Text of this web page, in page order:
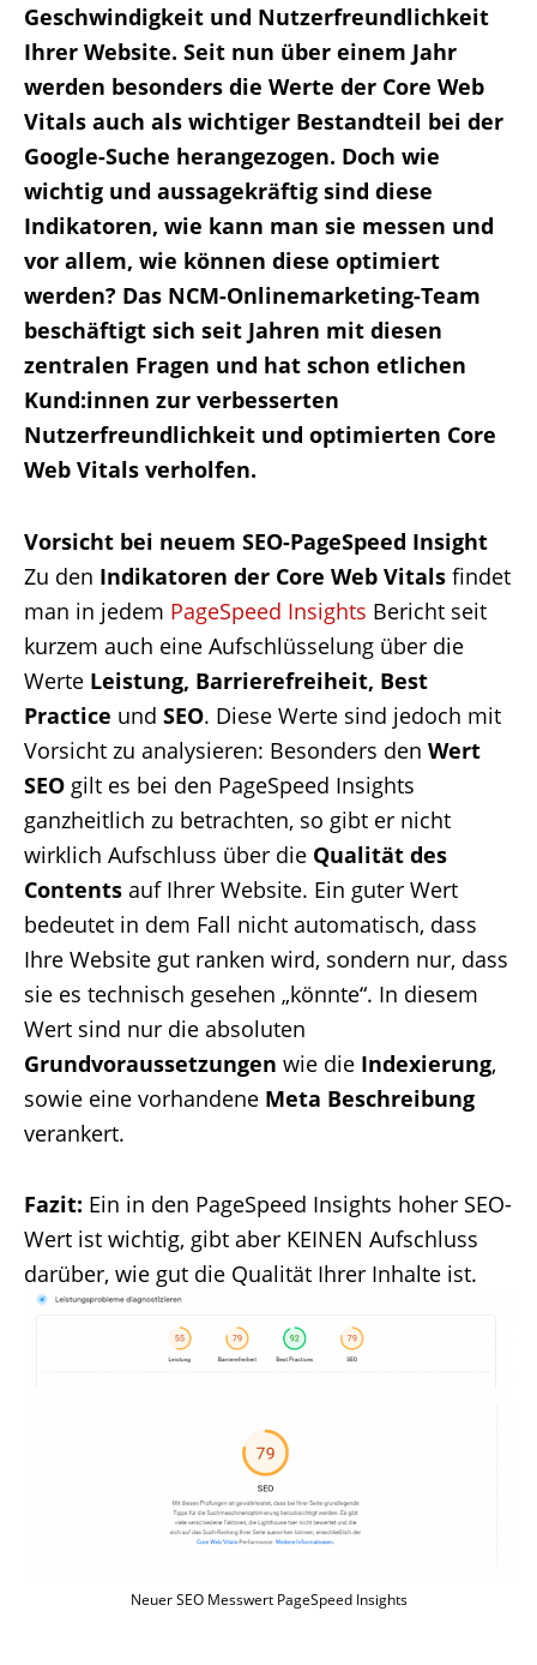
Geschwindigkeit und Nutzerfreundlichkeit
Ihrer Website. Seit nun über einem Jahr
werden besonders die Werte der Core Web
Vitals auch als wichtiger Bestandteil bei der
Google-Suche herangezogen. Doch wie
wichtig und aussagekräftig sind diese
Indikatoren, wie kann man sie messen und
vor allem, wie können diese optimiert
werden? Das NCM-Onlinemarketing-Team
beschäftigt sich seit Jahren mit diesen
zentralen Fragen und hat schon etlichen
Kund:innen zur verbesserten
Nutzerfreundlichkeit und optimierten Core
Web Vitals verholfen.
Vorsicht bei neuem SEO-PageSpeed Insight
Zu den Indikatoren der Core Web Vitals findet
man in jedem PageSpeed Insights Bericht seit
kurzem auch eine Aufschlüsselung über die
Werte Leistung, Barrierefreiheit, Best
Practice und SEO. Diese Werte sind jedoch mit
Vorsicht zu analysieren: Besonders den Wert
SEO gilt es bei den PageSpeed Insights
ganzheitlich zu betrachten, so gibt er nicht
wirklich Aufschluss über die Qualität des
Contents auf Ihrer Website. Ein guter Wert
bedeutet in dem Fall nicht automatisch, dass
Ihre Website gut ranken wird, sondern nur, dass
sie es technisch gesehen „könnte“. In diesem
Wert sind nur die absoluten
Grundvoraussetzungen wie die Indexierung,
sowie eine vorhandene Meta Beschreibung
verankert.
Fazit: Ein in den PageSpeed Insights hoher SEO-
Wert ist wichtig, gibt aber KEINEN Aufschluss
darüber, wie gut die Qualität Ihrer Inhalte ist.
Neuer SEO Messwert PageSpeed Insights